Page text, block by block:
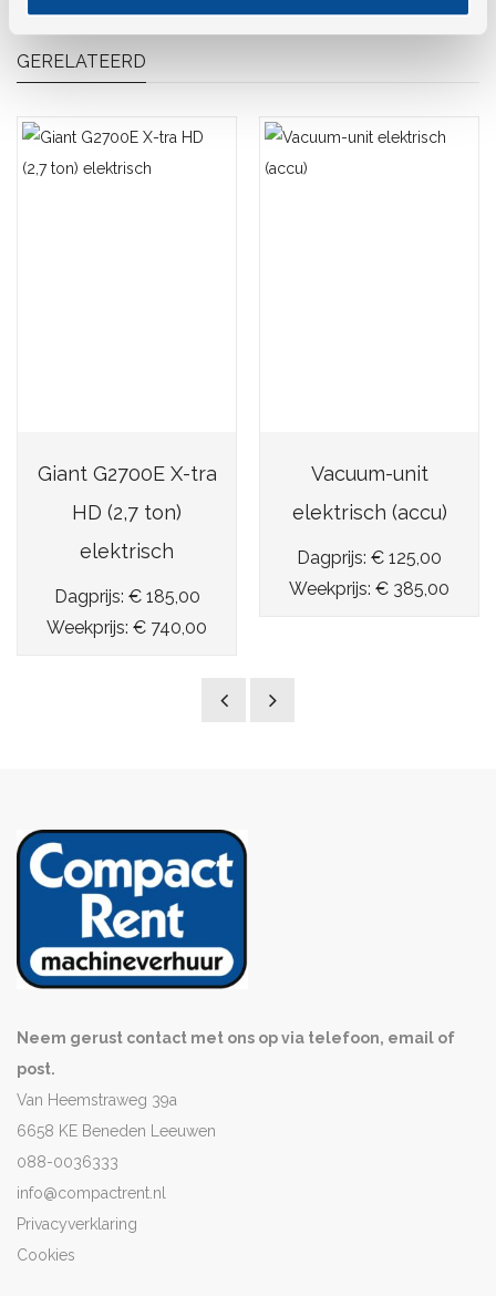
GERELATEERD
Giant G2700E X-tra
HD (2,7 ton)
elektrisch
Dagprijs: € 185,00
Weekprijs: € 740,00
Vacuum-unit
elektrisch (accu)
Dagprijs: € 125,00
Weekprijs: € 385,00
Neem gerust contact met ons op via telefoon, email of
post.
Van Heemstraweg 39a
6658 KE Beneden Leeuwen
088-0036333
info@compactrent.nl
Privacyverklaring
Cookies